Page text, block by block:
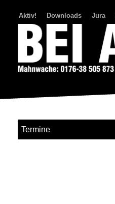
Aktiv! Downloads Jura
Termine